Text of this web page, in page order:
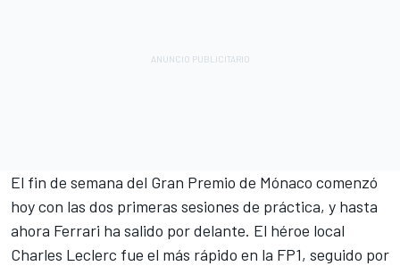
El fin de semana del Gran Premio de Mónaco comenzó
hoy con las dos primeras sesiones de práctica, y hasta
ahora Ferrari ha salido por delante. El héroe local
Charles Leclerc fue el más rápido en la FP1, seguido por